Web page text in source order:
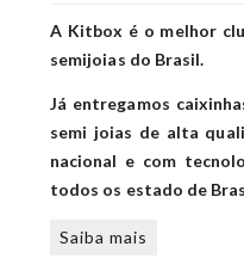
A Kitbox é o melhor
semijoias do Brasil.
Já entregamos
semi joias de alta
nacional e com
todos os estado de
Saiba mais